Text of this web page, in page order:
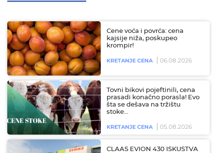
Cene voća i povrća: cena
kajsije niža, poskupeo
krompir!
KRETANJE CENA 06.08.2026
Tovni bikovi pojeftinili, cena
prasadi konačno porasla! Evo
šta se dešava na tržištu
stoke…
KRETANJE CENA 05.08.2026
CLAAS EVION 430 ISKUSTVA